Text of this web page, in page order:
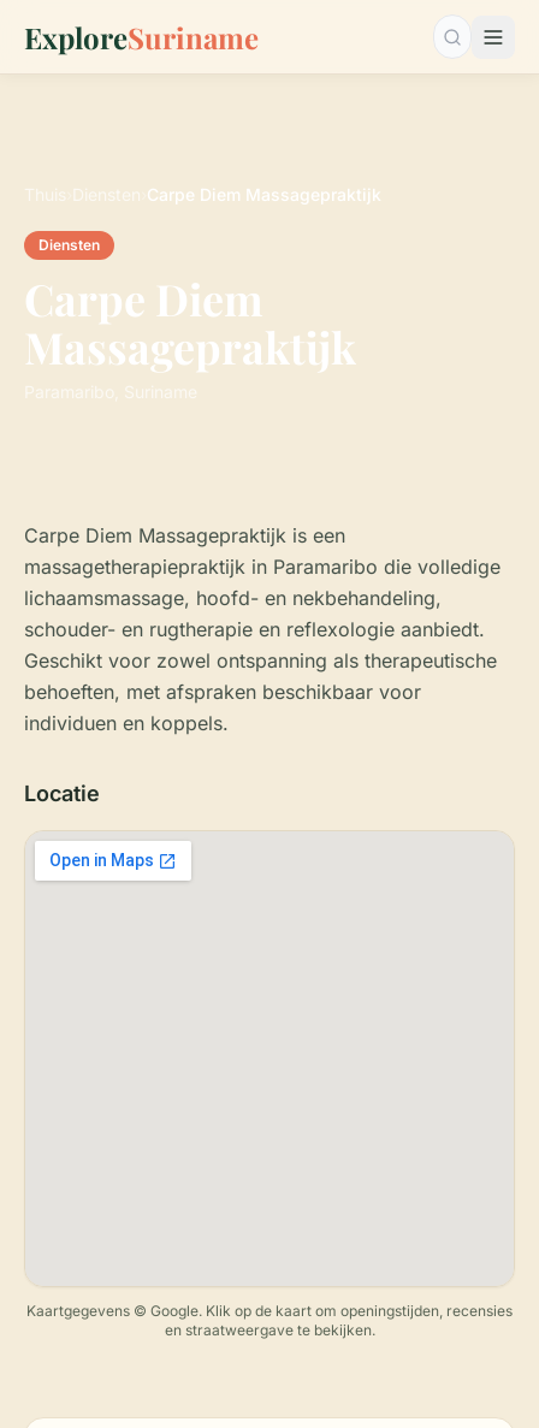
ExploreSuriname Zoeken…
Thuis Diensten Carpe Diem Massagepraktijk
Diensten
Carpe Diem
Massagepraktijk
Paramaribo, Suriname
Carpe Diem Massagepraktijk is een
massagetherapiepraktijk in Paramaribo die volledige
lichaamsmassage, hoofd- en nekbehandeling,
schouder- en rugtherapie en reflexologie aanbiedt.
Geschikt voor zowel ontspanning als therapeutische
behoeften, met afspraken beschikbaar voor
individuen en koppels.
Locatie
Kaartgegevens © Google. Klik op de kaart om openingstijden, recensies
en straatweergave te bekijken.